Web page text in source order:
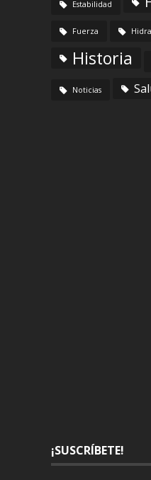
Estabilidad
Fuerza
Historia
Noticias
¡SUSCRÍBETE!